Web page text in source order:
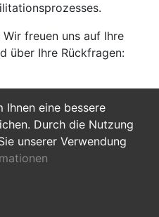
Ihnen eine bessere
Durch die Nutzung
unserer Verwendung
Wir freuen uns auf Ihre
über Ihre Rückfragen: